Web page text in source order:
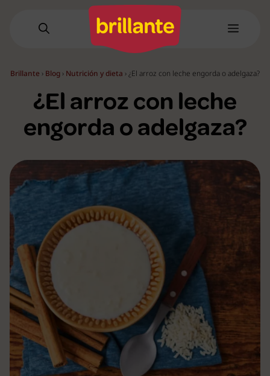
Menú
Brillante › Blog › Nutrición y dieta ›¿El arroz con leche engorda o adelgaza?
¿El arroz con leche
engorda o adelgaza?